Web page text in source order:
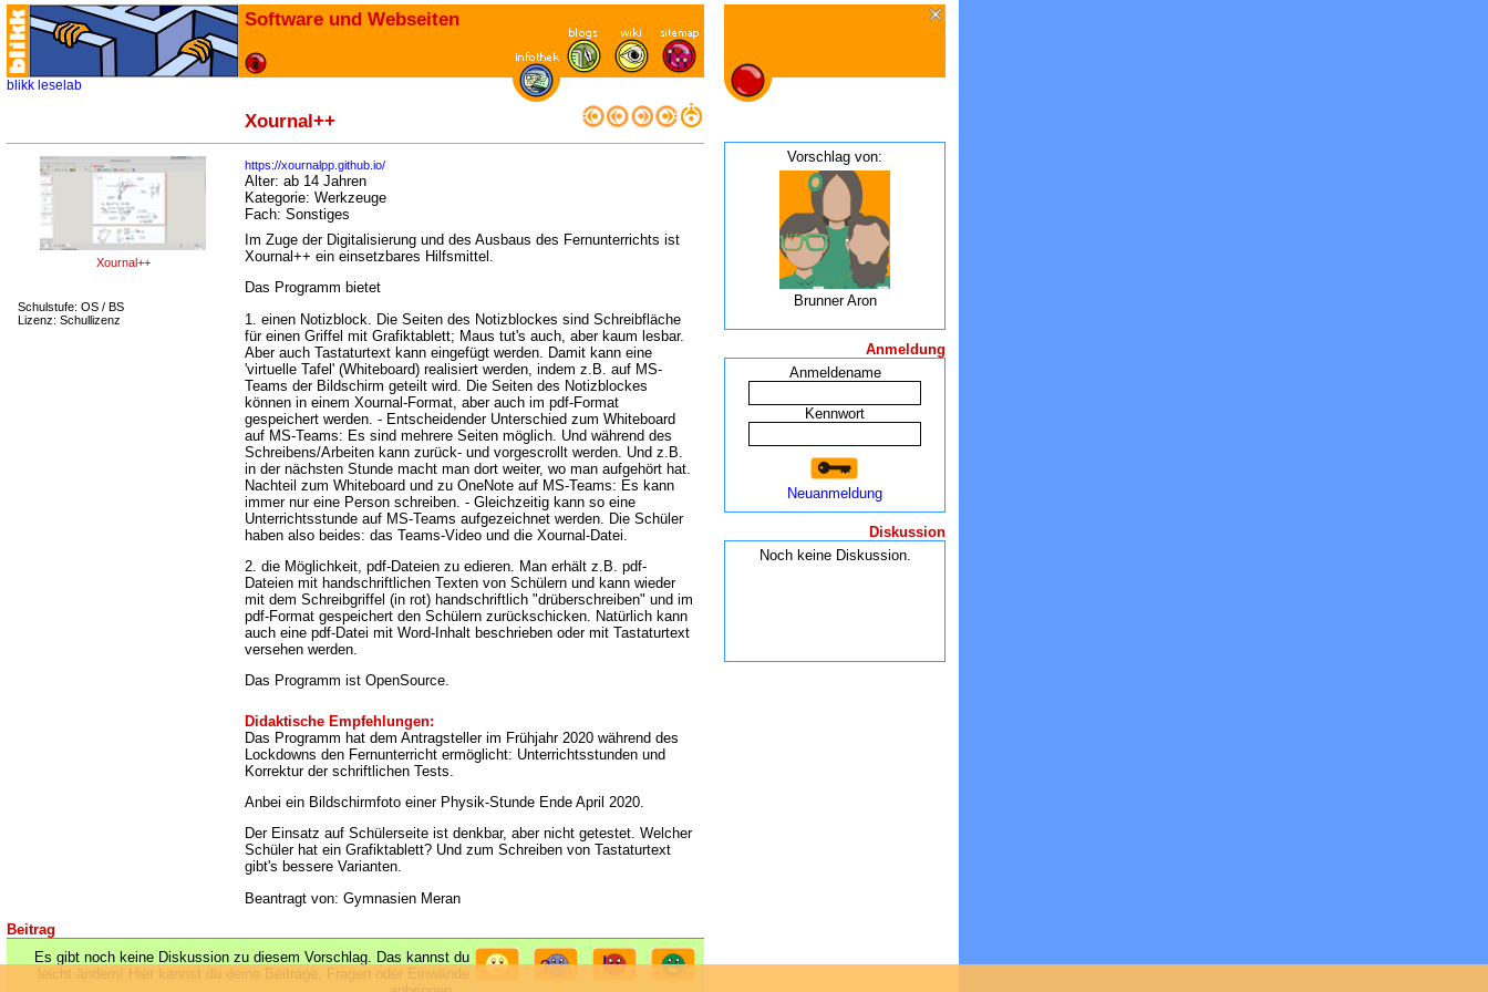
Software und Webseiten
blikk leselab
Xournal++
Xournal++
Schulstufe: OS / BS
Lizenz: Schullizenz
https://xournalpp.github.io/
Alter: ab 14 Jahren
Kategorie: Werkzeuge
Fach: Sonstiges
Im Zuge der Digitalisierung und des Ausbaus des Fernunterrichts ist
Xournal++ ein einsetzbares Hilfsmittel.
Das Programm bietet
1. einen Notizblock. Die Seiten des Notizblockes sind Schreibfläche
für einen Griffel mit Grafiktablett; Maus tut's auch, aber kaum lesbar.
Aber auch Tastaturtext kann eingefügt werden. Damit kann eine
'virtuelle Tafel' (Whiteboard) realisiert werden, indem z.B. auf MS-
Teams der Bildschirm geteilt wird. Die Seiten des Notizblockes
können in einem Xournal-Format, aber auch im pdf-Format
gespeichert werden. - Entscheidender Unterschied zum Whiteboard
auf MS-Teams: Es sind mehrere Seiten möglich. Und während des
Schreibens/Arbeiten kann zurück- und vorgescrollt werden. Und z.B.
in der nächsten Stunde macht man dort weiter, wo man aufgehört hat.
Nachteil zum Whiteboard und zu OneNote auf MS-Teams: Es kann
immer nur eine Person schreiben. - Gleichzeitig kann so eine
Unterrichtsstunde auf MS-Teams aufgezeichnet werden. Die Schüler
haben also beides: das Teams-Video und die Xournal-Datei.
2. die Möglichkeit, pdf-Dateien zu edieren. Man erhält z.B. pdf-
Dateien mit handschriftlichen Texten von Schülern und kann wieder
mit dem Schreibgriffel (in rot) handschriftlich "drüberschreiben" und im
pdf-Format gespeichert den Schülern zurückschicken. Natürlich kann
auch eine pdf-Datei mit Word-Inhalt beschrieben oder mit Tastaturtext
versehen werden.
Das Programm ist OpenSource.
Didaktische Empfehlungen:
Das Programm hat dem Antragsteller im Frühjahr 2020 während des
Lockdowns den Fernunterricht ermöglicht: Unterrichtsstunden und
Korrektur der schriftlichen Tests.
Anbei ein Bildschirmfoto einer Physik-Stunde Ende April 2020.
Der Einsatz auf Schülerseite ist denkbar, aber nicht getestet. Welcher
Schüler hat ein Grafiktablett? Und zum Schreiben von Tastaturtext
gibt's bessere Varianten.
Beantragt von: Gymnasien Meran
Beitrag
Es gibt noch keine Diskussion zu diesem Vorschlag. Das kannst du
leicht ändern! Hier kannst du deine Beiträge, Fragen oder Einwände
Vorschlag von:
Brunner Aron
Anmeldung
Anmeldename
Kennwort
Neuanmeldung
Diskussion
Noch keine Diskussion.